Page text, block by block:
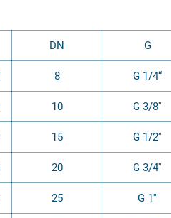
DN G
8 G 1/4“
10 G 3/8''
15 G 1/2''
20 G 3/4''
25 G 1''